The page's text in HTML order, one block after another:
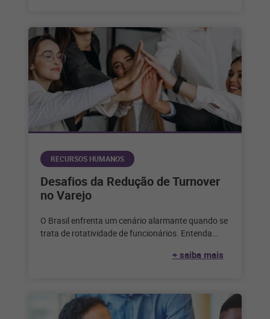
RECURSOS HUMANOS
Desafios da Redução de Turnover
no Varejo
O Brasil enfrenta um cenário alarmante quando se
trata de rotatividade de funcionários. Entenda
+ saiba mais